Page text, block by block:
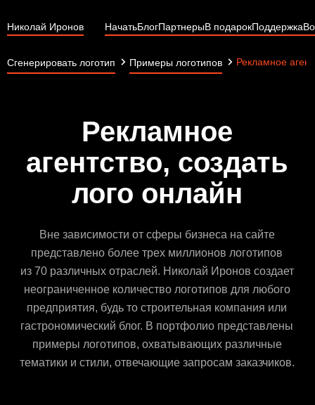
Николай Иронов НачатьБлогПартнерыВ подарокПоддержка
Сгенерировать логотип Примеры логотипов Рекламное
Рекламное
агентство, создать
лого онлайн
Вне зависимости от сферы бизнеса на сайте
представлено более трех миллионов логотипов
из 70 различных отраслей. Николай Иронов создает
неограниченное количество логотипов для любого
предприятия, будь то строительная компания или
гастрономический блог. В портфолио представлены
примеры логотипов, охватывающих различные
тематики и стили, отвечающие запросам заказчиков.